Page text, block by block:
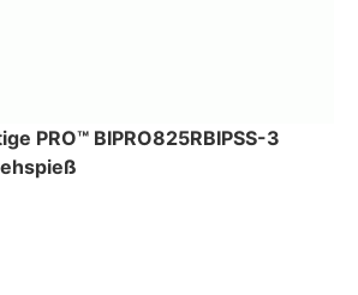
PRO™ BIPRO825RBIPSS-3